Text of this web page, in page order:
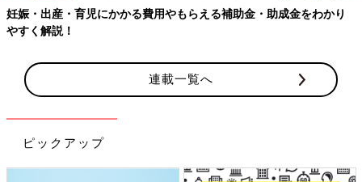
費用やもらえる補助金・助成金をわかり 【ワクチン接種できる
連載一覧へ
ピックアップ